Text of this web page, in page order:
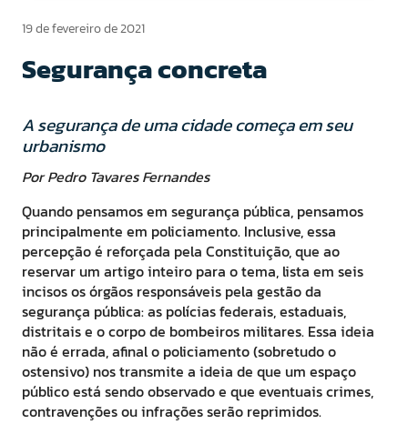
19 de fevereiro de 2021
Segurança concreta
A segurança de uma cidade começa em seu
urbanismo
Por Pedro Tavares Fernandes
Quando pensamos em segurança pública, pensamos
principalmente em policiamento. Inclusive, essa
percepção é reforçada pela Constituição, que ao
reservar um artigo inteiro para o tema, lista em seis
incisos os órgãos responsáveis pela gestão da
segurança pública: as polícias federais, estaduais,
distritais e o corpo de bombeiros militares. Essa ideia
não é errada, afinal o policiamento (sobretudo o
ostensivo) nos transmite a ideia de que um espaço
público está sendo observado e que eventuais crimes,
contravenções ou infrações serão reprimidos.